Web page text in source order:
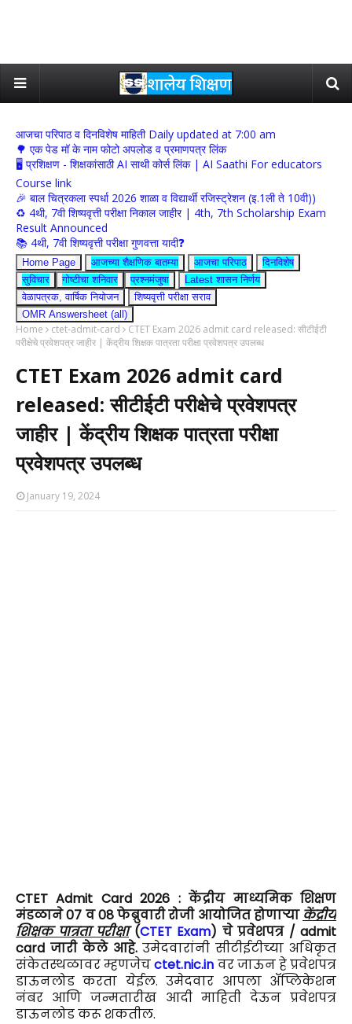
आजचा परिपाठ व दिनविशेष माहिती Daily updated at 7:00 am
🌳 एक पेड मॉ के नाम फोटो अपलोड व प्रमाणपत्र लिंक
🖥 प्रशिक्षण - शिक्षकांसाठी AI साथी कोर्स लिंक | AI Saathi For educators
Course link
🎉 बाल चित्रकला स्पर्धा 2026 शाळा व विद्यार्थी रजिस्ट्रेशन (इ.1ली ते 10वी))
♻️ 4थी, 7वी शिष्यवृत्ती परीक्षा निकाल जाहीर | 4th, 7th Scholarship Exam
Result Announced
📚 4थी, 7वी शिष्यवृत्ती परीक्षा गुणवत्ता यादी❓
Home Page आजच्या शैक्षणिक बातम्या आजचा परिपाठ
दिनविशेष
सुविचार
गोष्टीचा शनिवार प्रश्नमंजुषा
Latest शासन निर्णय
वेळापत्रक, वार्षिक नियोजन
शिष्यवृत्ती परीक्षा सराव
OMR Answersheet (all)
Home ctet-admit-card
CTET Exam 2026 admit card released: सीटीईटी
परीक्षेचे प्रवेशपत्र जाहीर | केंद्रीय शिक्षक पात्रता परीक्षा प्रवेशपत्र उपलब्ध
CTET Exam 2026 admit card
released: सीटीईटी परीक्षेचे प्रवेशपत्र
जाहीर | केंद्रीय शिक्षक पात्रता परीक्षा
प्रवेशपत्र उपलब्ध
January 19, 2024
CTET Admit Card 2026 : केंद्रीय माध्यमिक शिक्षण
मंडळाने 07 व 08 फेब्रुवारी रोजी आयोजित होणाऱ्या केंद्रीय
शिक्षक पात्रता परीक्षा(CTET Exam) चे प्रवेशपत्र / admit
card जारी केले आहे.उमेदवारांनी सीटीईटीच्या अधिकृत
संकेतस्थळावर म्हणजेचctet.nic.in वर जाऊन हे प्रवेशपत्र
डाऊनलोड करता येईल. उमेदवार आपला ॲप्लिकेशन
नंबर आणि जन्मतारीख आदी माहिती देऊन प्रवेशपत्र
डाऊनलोड करू शकतील.